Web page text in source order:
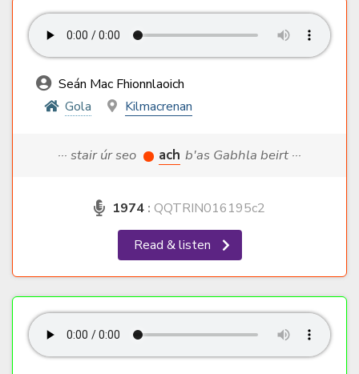
Seán Mac Fhionnlaoich
Gola
Kilmacrenan
··· stair úr seo ach b'as Gabhla beirt ···
1974 : QQTRIN016195c2
Read & listen